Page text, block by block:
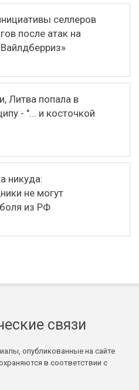
селлеров
после атак на
Литва попала в
- "... и косточкой
никуда:
не могут
из РФ
связи
опубликованные на сайте
в соответствии с